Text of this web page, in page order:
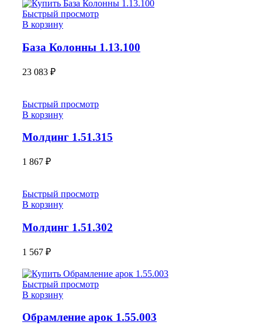
Быстрый просмотр
В корзину
База Колонны 1.13.100
23 083 ₽
Быстрый просмотр
В корзину
Молдинг 1.51.315
1 867 ₽
Быстрый просмотр
В корзину
Молдинг 1.51.302
1 567 ₽
Быстрый просмотр
В корзину
Обрамление арок 1.55.003